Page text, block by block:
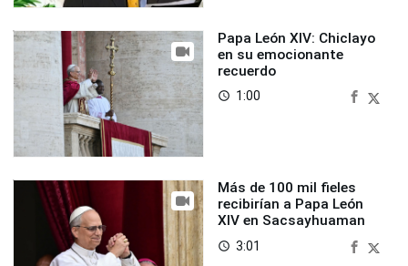
Papa León XIV: Chiclayo
en su emocionante
recuerdo
access_time 1:00
Más de 100 mil fieles
recibirían a Papa León
XIV en Sacsayhuaman
access_time 3:01